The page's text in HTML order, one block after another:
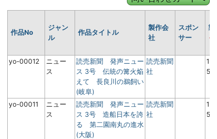
作品No
ジャン
ル
作品タイトル
製作会
社
スポン
サー
製
yo-00012
ニュー
ス
読売新聞 発声ニュー
ス 3号 伝統の篝火焔
えて 長良川の鵜飼い
(岐阜)
読売新聞
社
5
yo-00011
ニュー
ス
読売新聞 発声ニュー
ス 3号 造船日本を誇
る 第二園南丸の進水
(大阪)
読売新聞
社
5